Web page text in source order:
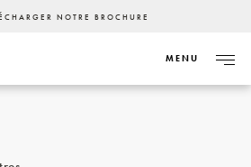
NOTRE BROCHURE
MENU